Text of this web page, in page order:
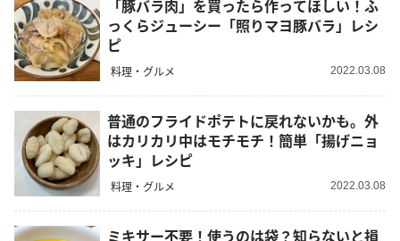
「豚バラ肉」を買ったら作ってほしい！ふ
っくらジューシー「照りマヨ豚バラ」レシ
ピ
料理・グルメ 2022.03.08
普通のフライドポテトに戻れないかも。外
はカリカリ中はモチモチ！簡単「揚げニョ
ッキ」レシピ
料理・グルメ 2022.03.08
ミキサー不要！使うのは袋？知らないと損